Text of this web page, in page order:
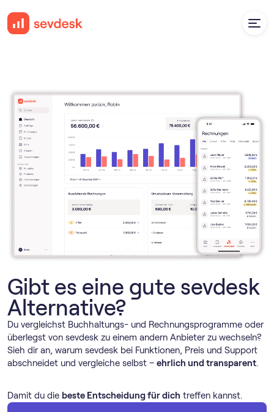
Gibt es eine gute sevdesk
Alternative?
Du vergleichst Buchhaltungs- und Rechnungs­programme oder
überlegst von sevdesk zu einem andern Anbieter zu wechseln?
Sieh dir an, warum sevdesk bei Funktionen, Preis und Support
abschneidet und vergleiche selbst – ehrlich und transparent.
Damit du die beste Entscheidung für dich treffen kannst.